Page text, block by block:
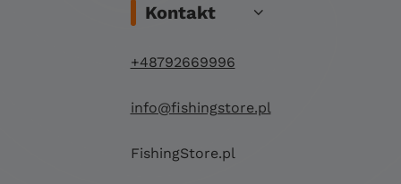
Kontakt
+48792669996
info@fishingstore.pl
FishingStore.pl